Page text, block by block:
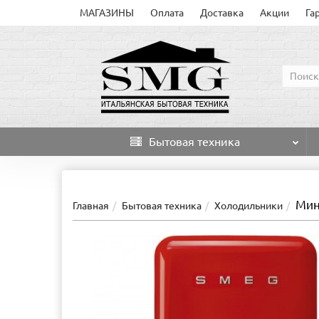
МАГАЗИНЫ Оплата Доставка Акции
Бытовая техника
Главная Бытовая техника Холодильники